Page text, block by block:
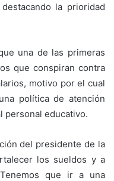
la prioridad
una de las primeras
que conspiran contra
motivo por el cual
política de atención
personal educativo.
del presidente de la
los sueldos y a
que ir a una